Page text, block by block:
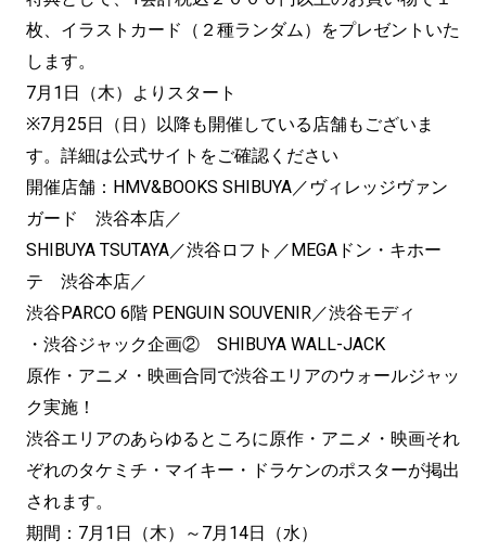
枚、イラストカード（２種ランダム）をプレゼントいた
します。
7月1日（木）よりスタート
※7月25日（日）以降も開催している店舗もございま
す。詳細は公式サイトをご確認ください
開催店舗：HMV&BOOKS SHIBUYA／ヴィレッジヴァン
ガード 渋谷本店／
SHIBUYA TSUTAYA／渋谷ロフト／MEGAドン・キホー
テ 渋谷本店／
渋谷PARCO 6階 PENGUIN SOUVENIR／渋谷モディ
・渋谷ジャック企画② SHIBUYA WALL-JACK
原作・アニメ・映画合同で渋谷エリアのウォールジャッ
ク実施！
渋谷エリアのあらゆるところに原作・アニメ・映画それ
ぞれのタケミチ・マイキー・ドラケンのポスターが掲出
されます。
期間：7月1日（木）～7月14日（水）